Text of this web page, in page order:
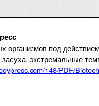
организмов под
экстремальные
148/PDF/